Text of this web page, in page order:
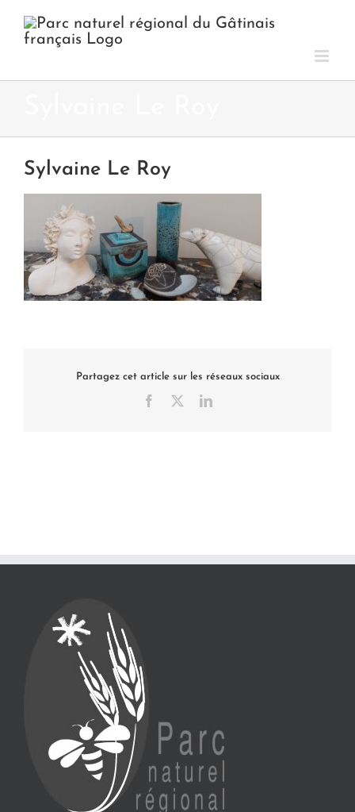
contenu
Sylvaine Le Roy
Partagez cet article sur les réseaux sociaux
Facebook LinkedIn